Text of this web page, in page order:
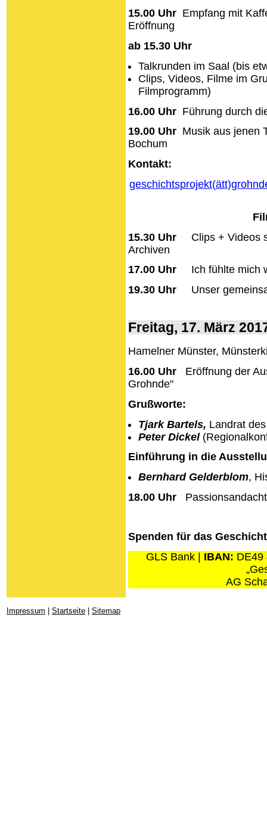
15.00 Uhr Empfang mit
Eröffnung
ab 15.30 Uhr
Talkrunden im Saal (bis
Clips, Videos, Filme im
Filmprogramm)
16.00 Uhr Führung durch
19.00 Uhr Musik aus jenen
Bochum
Kontakt:
15.30 Uhr Clips + Videos
Archiven
17.00 Uhr
Ich fühlte mich
19.30 Uhr
Unser
Freitag, 17. März
Hamelner Münster,
16.00 Uhr
Eröffnung der
Grohnde"
Grußworte:
Tjark Bartels, Landrat
Peter Dickel
Einführung in die
Bernhard Gelderblom,
18.00 Uhr
Spenden für das
GLS Bank | IBAN: DE49
AG
Impressum Startseite Sitemap